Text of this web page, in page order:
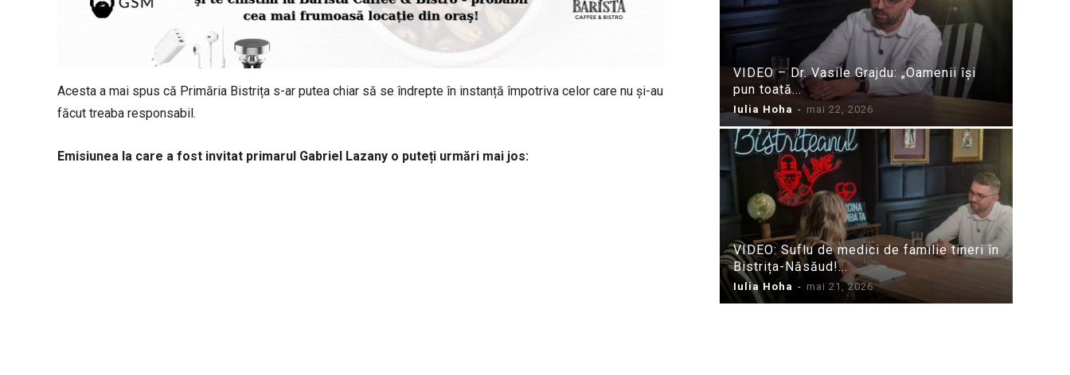
Acesta a mai spus că Primăria Bistrița s-ar putea chiar să se îndrepte în instanță împotriva celor care nu și-au
făcut treaba responsabil.
Emisiunea la care a fost invitat primarul Gabriel Lazany o puteți urmări mai jos:
VIDEO – Dr. Vasile Grajdu: „Oamenii își
pun toată...
Iulia Hoha - mai 22, 2026
VIDEO: Suflu de medici de familie tineri în
Bistrița-Năsăud!...
Iulia Hoha - mai 21, 2026